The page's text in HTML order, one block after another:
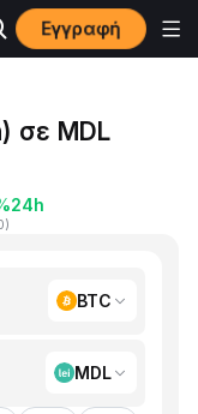
Εγγραφή
σε MDL
24h
)
BTC
MDL